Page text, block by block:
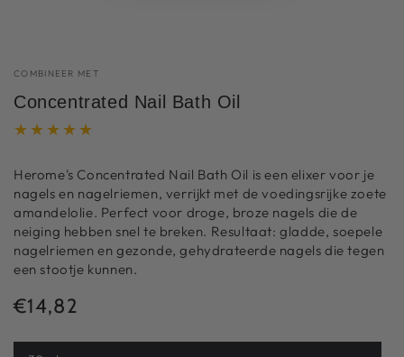
COMBINEER MET
Concentrated Nail Bath Oil
Herome's Concentrated Nail Bath Oil is een elixer voor je
nagels en nagelriemen, verrijkt met de voedingsrijke zoete
amandelolie. Perfect voor droge, broze nagels die de
neiging hebben snel te breken. Resultaat: gladde, soepele
nagelriemen en gezonde, gehydrateerde nagels die tegen
een stootje kunnen.
Normale
€14,82